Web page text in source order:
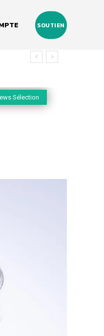
SOUTIEN
Sélection